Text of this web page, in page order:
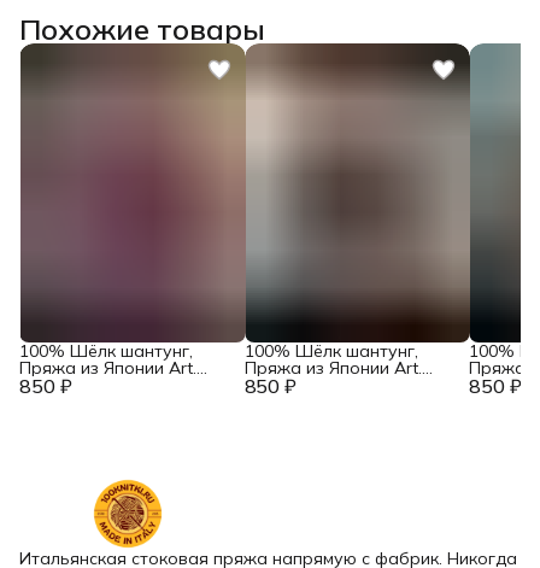
Похожие товары
850 ₽
100% Шёлк шантунг,
Пряжа из Японии Art.
Okinawa Ментол / 850 ₽
100% Шёлк шантунг,
Пряжа из Японии Art.
Okinawa Ментол / 850 ₽
100%
Пряжа
Итальянская стоковая пряжа напрямую с фабрик. Никогда